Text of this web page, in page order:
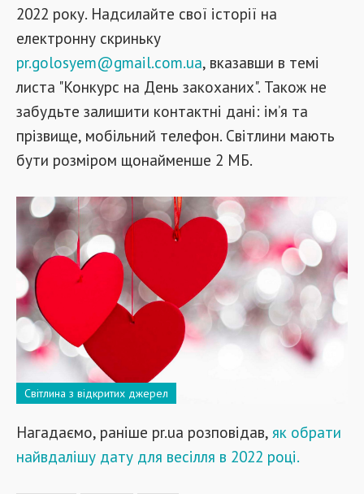
2022 року. Надсилайте свої історії на
електронну скриньку
pr.golosyem@gmail.com.ua, вказавши в темі
листа "Конкурс на День закоханих". Також не
забудьте залишити контактні дані: ім’я та
прізвище, мобільний телефон. Світлини мають
бути розміром щонайменше 2 МБ.
Світлина з відкритих джерел
Нагадаємо, раніше pr.ua розповідав, як обрати
найвдалішу дату для весілля в 2022 році.